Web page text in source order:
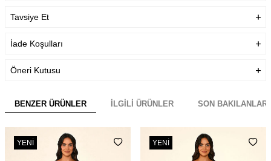
Tavsiye Et
İade Koşulları
Öneri Kutusu
BENZER ÜRÜNLER İLGILI ÜRÜNLER SON BAKILANLAR
YENI YENI